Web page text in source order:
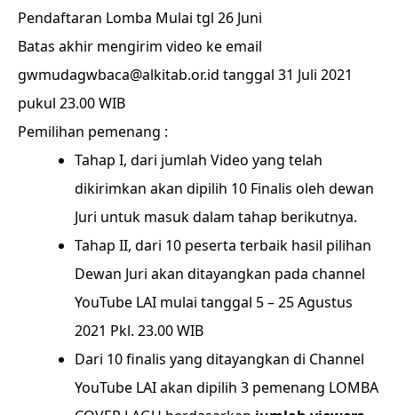
Pendaftaran Lomba Mulai tgl 26 Juni
Batas akhir mengirim video ke email
gwmudagwbaca@alkitab.or.id tanggal 31 Juli 2021
pukul 23.00 WIB
Pemilihan pemenang :
Tahap I, dari jumlah Video yang telah
dikirimkan akan dipilih 10 Finalis oleh dewan
Juri untuk masuk dalam tahap berikutnya.
Tahap II, dari 10 peserta terbaik hasil pilihan
Dewan Juri akan ditayangkan pada channel
YouTube LAI mulai tanggal 5 – 25 Agustus
2021 Pkl. 23.00 WIB
Dari 10 finalis yang ditayangkan di Channel
YouTube LAI akan dipilih 3 pemenang LOMBA